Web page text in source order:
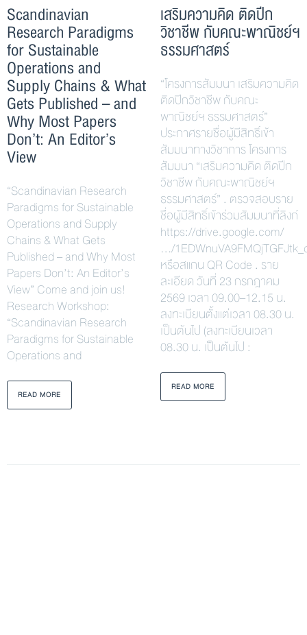
Scandinavian
Research Paradigms
for Sustainable
Operations and
Supply Chains & What
Gets Published – and
Why Most Papers
Don’t: An Editor’s
View
“Scandinavian Research
Paradigms for Sustainable
Operations and Supply
Chains & What Gets
Published – and Why Most
Papers Don’t: An Editor’s
View” Come and join us!
Research Workshop:
“Scandinavian Research
Paradigms for Sustainable
Operations and
READ MORE
เสริมความคิด ติดปีก
วิชาชีพ กับคณะพาณิชย์ฯ
ธรรมศาสตร์
“โครงการสัมมนา เสริมความคิด
ติดปีกวิชาชีพ กับคณะ
พาณิชย์ฯ ธรรมศาสตร์”
ประกาศรายชื่อผู้มีสิทธิ์เข้า
สัมมนาทางวิชาการ โครงการ
สัมมนา “เสริมความคิด ติดปีก
วิชาชีพ กับคณะพาณิชย์ฯ
ธรรมศาสตร์” . ตรวจสอบราย
ชื่อผู้มีสิทธิ์เข้าร่วมสัมมนาที่ลิงก์
https://drive.google.com/
…/
หรือสแกน QR Code . ราย
ละเอียด วันที่ 23 กรกฎาคม
2569 เวลา 09.00–12.15 น.
ลงทะเบียนตั้งแต่เวลา 08.30 น.
เป็นต้นไป (ลงทะเบียนเวลา
08.30 น. เป็นต้นไป :
READ MORE